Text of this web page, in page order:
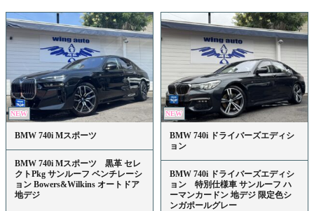
NEW
BMW 740i Mスポーツ
BMW 740i Mスポーツ 黒革 セレ
クトPkg サンルーフ ベンチレーシ
ョン Bowers&Wilkins オートドア
地デジ
NEW
BMW 740i ドライバーズエディシ
ョン
BMW 740i ドライバーズエディシ
ョン 特別仕様車 サンルーフ ハ
ーマンカードン 地デジ 限定色シ
ンガポールグレー